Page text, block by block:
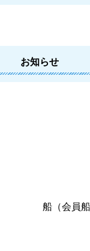
お知らせ
船（会員